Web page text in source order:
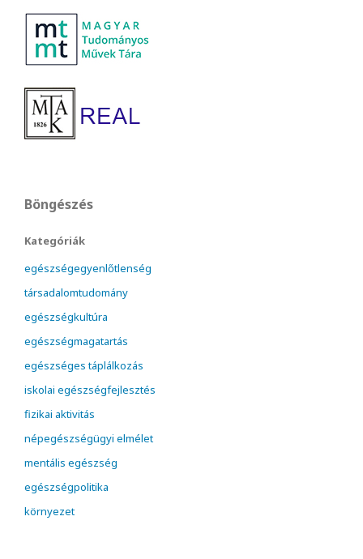
Böngészés
Kategóriák
egészségegyenlőtlenség
társadalomtudomány
egészségkultúra
egészségmagatartás
egészséges táplálkozás
iskolai egészségfejlesztés
fizikai aktivitás
népegészségügyi elmélet
mentális egészség
egészségpolitika
környezet